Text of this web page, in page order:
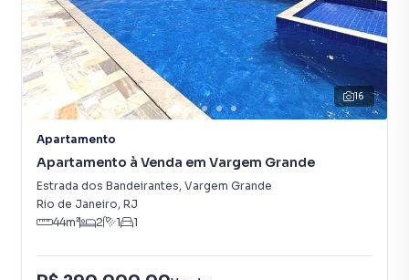
16
Apartamento
Apartamento à Venda em Vargem Grande
Estrada dos Bandeirantes, Vargem Grande
Rio de Janeiro, RJ
44m² 2 1 1